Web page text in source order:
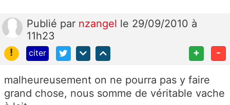
Publié par nzangel le 29/09/2010 à
11h23
!
citer + -
malheureusement on ne pourra pas y faire
grand chose, nous somme de véritable vache